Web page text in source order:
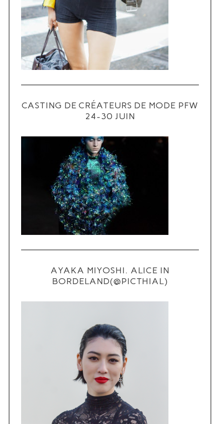
CASTING DE CRÉATEURS DE MODE PFW
24-30 JUIN
AYAKA MIYOSHI. ALICE IN
BORDELAND(@PICTHIAL)